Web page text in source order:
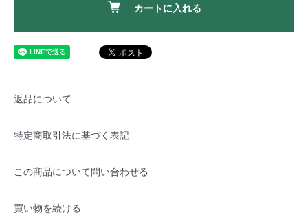
カートに入れる
返品について
特定商取引法に基づく表記
この商品について問い合わせる
買い物を続ける